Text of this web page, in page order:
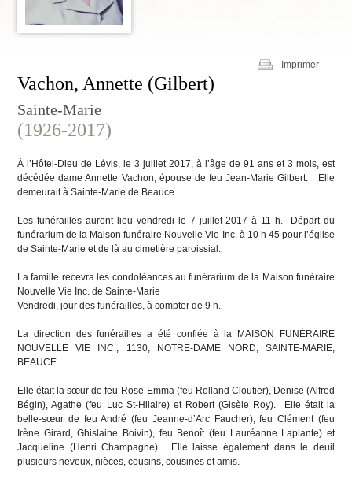
Imprimer
Vachon, Annette (Gilbert)
Sainte-Marie
(1926-2017)
À l’Hôtel-Dieu de Lévis, le 3 juillet 2017, à l’âge de 91 ans et 3 mois, est
décédée dame Annette Vachon, épouse de feu Jean-Marie Gilbert. Elle
demeurait à Sainte-Marie de Beauce.
Les funérailles auront lieu vendredi le 7 juillet 2017 à 11 h. Départ du
funérarium de la Maison funéraire Nouvelle Vie Inc. à 10 h 45 pour l’église
de Sainte-Marie et de là au cimetière paroissial.
La famille recevra les condoléances au funérarium de la Maison funéraire
Nouvelle Vie Inc. de Sainte-Marie
Vendredi, jour des funérailles, à compter de 9 h.
La direction des funérailles a été confiée à la MAISON FUNÉRAIRE
NOUVELLE VIE INC., 1130, NOTRE-DAME NORD, SAINTE-MARIE,
BEAUCE.
Elle était la sœur de feu Rose-Emma (feu Rolland Cloutier), Denise (Alfred
Bégin), Agathe (feu Luc St-Hilaire) et Robert (Gisèle Roy). Elle était la
belle-sœur de feu André (feu Jeanne-d’Arc Faucher), feu Clément (feu
Irène Girard, Ghislaine Boivin), feu Benoît (feu Lauréanne Laplante) et
Jacqueline (Henri Champagne). Elle laisse également dans le deuil
plusieurs neveux, nièces, cousins, cousines et amis.